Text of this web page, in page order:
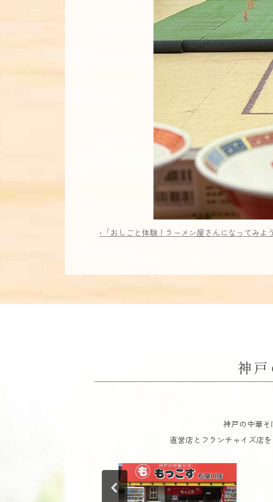
‹「おしごと体験！ラーメン屋さんになってみよ
神
神戸の中華そ
直営店とフランチャイズ店